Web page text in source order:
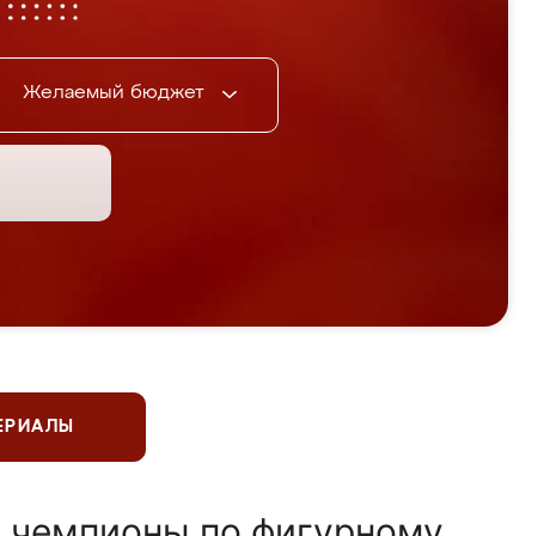
Желаемый бюджет